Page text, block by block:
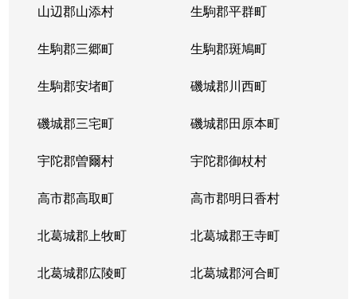
山辺郡山添村 生駒郡平群町
生駒郡三郷町 生駒郡斑鳩町
生駒郡安堵町 磯城郡川西町
磯城郡三宅町 磯城郡田原本町
宇陀郡曽爾村 宇陀郡御杖村
高市郡高取町 高市郡明日香村
北葛城郡上牧町 北葛城郡王寺町
北葛城郡広陵町 北葛城郡河合町